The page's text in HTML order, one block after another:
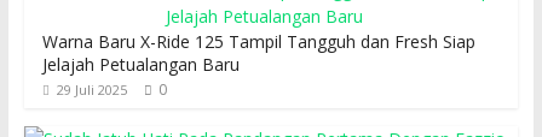
Warna Baru X-Ride 125 Tampil Tangguh dan Fresh Siap
Jelajah Petualangan Baru
29 Juli 2025 0